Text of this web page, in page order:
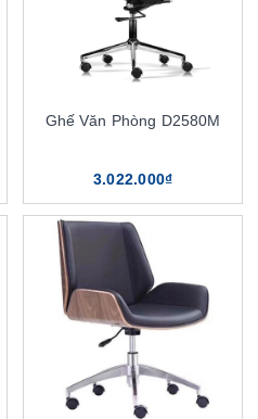
Ghế Văn Phòng D2580M
3.022.000₫